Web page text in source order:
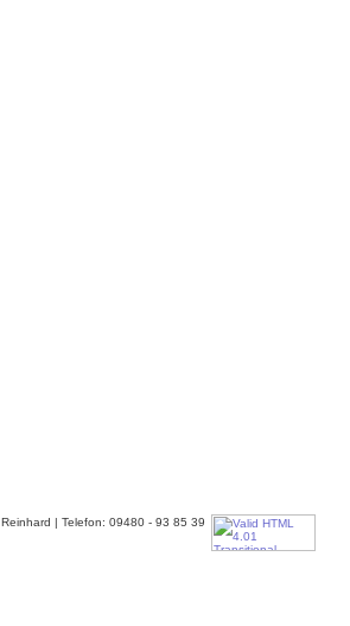
Reinhard | Telefon: 09480 - 93 85 39